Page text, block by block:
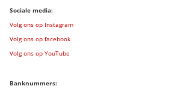
Sociale media:
Volg ons op Instagram
Volg ons op facebook
Volg ons op YouTube
Banknummers: